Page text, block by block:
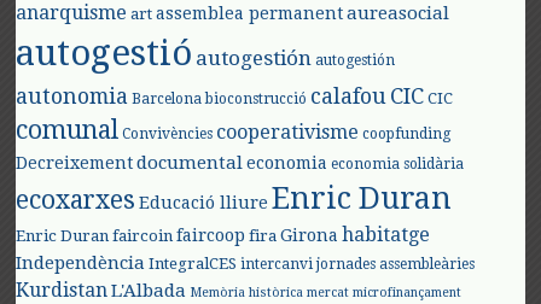
anarquisme art assemblea permanent aureasocial
autogestió autogestión autogestión
autonomia Barcelona bioconstrucció calafouCIC CIC
comunal Convivències cooperativisme coopfunding
Decreixement documental economia economia solidària
ecoxarxes Educació lliure Enric Duran
Enric Duran faircoin faircoop fira Girona habitatge
Independència IntegralCES intercanvi jornades assembleàries
KurdistanL'Albada Memòria històrica mercat microfinançament